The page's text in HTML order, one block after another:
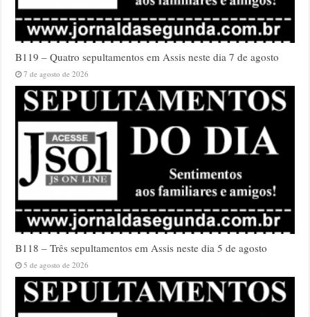
B119 – Quatro sepultamentos em Assis neste dia 7 de agosto
7 de agosto de 2026
B118 – Três sepultamentos em Assis neste dia 5 de agosto
5 de agosto de 2026